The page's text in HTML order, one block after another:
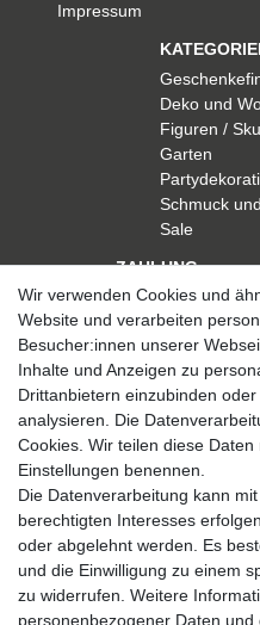
Impressum
Deko und
Figuren /
Garten
Schmuck
Sale
ZAHLUNG
VERSAND
SICHER EINKAUFEN
Sicher
Wir verwenden Cookies und
Website und verarbeiten
Besucher:innen unserer
Inhalte und Anzeigen zu
Drittanbietern einzubinden
analysieren. Die
Cookies. Wir teilen diese
Einstellungen benennen.
Die Datenverarbeitung kann
berechtigten Interesses
oder abgelehnt werden. Es
und die Einwilligung zu einem
zu widerrufen. Weitere
personenbezogener Daten